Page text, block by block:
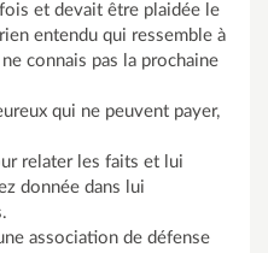
et devait être plaidée le
entendu qui ressemble à
connais pas la prochaine
qui ne peuvent payer,
relater les faits et lui
donnée dans lui
association de défense